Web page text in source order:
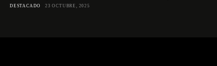
DESTACADO 23 OCTUBRE, 2025